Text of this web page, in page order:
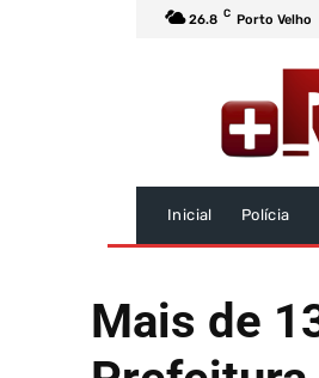
26.8 C Porto Velho
Inicial Polícia
Mais de